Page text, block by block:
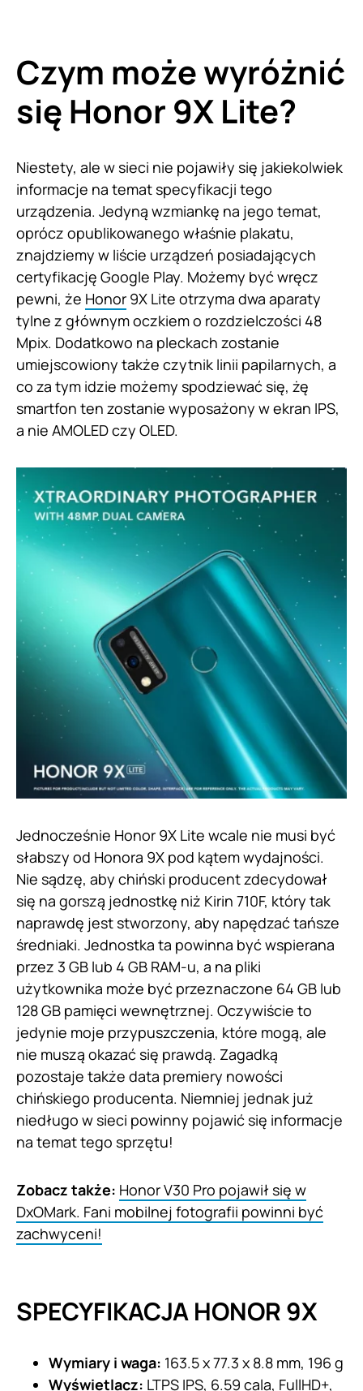
Czym może wyróżnić
się Honor 9X Lite?
Niestety, ale w sieci nie pojawiły się jakiekolwiek
informacje na temat specyfikacji tego
urządzenia. Jedyną wzmiankę na jego temat,
oprócz opublikowanego właśnie plakatu,
znajdziemy w liście urządzeń posiadających
certyfikację Google Play. Możemy być wręcz
pewni, że Honor 9X Lite otrzyma dwa aparaty
tylne z głównym oczkiem o rozdzielczości 48
Mpix. Dodatkowo na pleckach zostanie
umiejscowiony także czytnik linii papilarnych, a
co za tym idzie możemy spodziewać się, żę
smartfon ten zostanie wyposażony w ekran IPS,
a nie AMOLED czy OLED.
Jednocześnie Honor 9X Lite wcale nie musi być
słabszy od Honora 9X pod kątem wydajności.
Nie sądzę, aby chiński producent zdecydował
się na gorszą jednostkę niż Kirin 710F, który tak
naprawdę jest stworzony, aby napędzać tańsze
średniaki. Jednostka ta powinna być wspierana
przez 3 GB lub 4 GB RAM-u, a na pliki
użytkownika może być przeznaczone 64 GB lub
128 GB pamięci wewnętrznej. Oczywiście to
jedynie moje przypuszczenia, które mogą, ale
nie muszą okazać się prawdą. Zagadką
pozostaje także data premiery nowości
chińskiego producenta. Niemniej jednak już
niedługo w sieci powinny pojawić się informacje
na temat tego sprzętu!
Zobacz także: Honor V30 Pro pojawił się w
DxOMark. Fani mobilnej fotografii powinni być
zachwyceni!
SPECYFIKACJA HONOR 9X
Wymiary i waga: 163.5 x 77.3 x 8.8 mm, 196 g
Wyświetlacz: LTPS IPS, 6.59 cala, FullHD+,